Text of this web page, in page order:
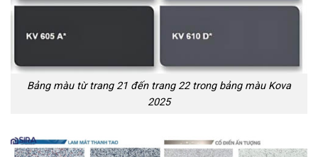
Bảng màu từ trang 21 đến trang 22 trong bảng màu Kova
2025